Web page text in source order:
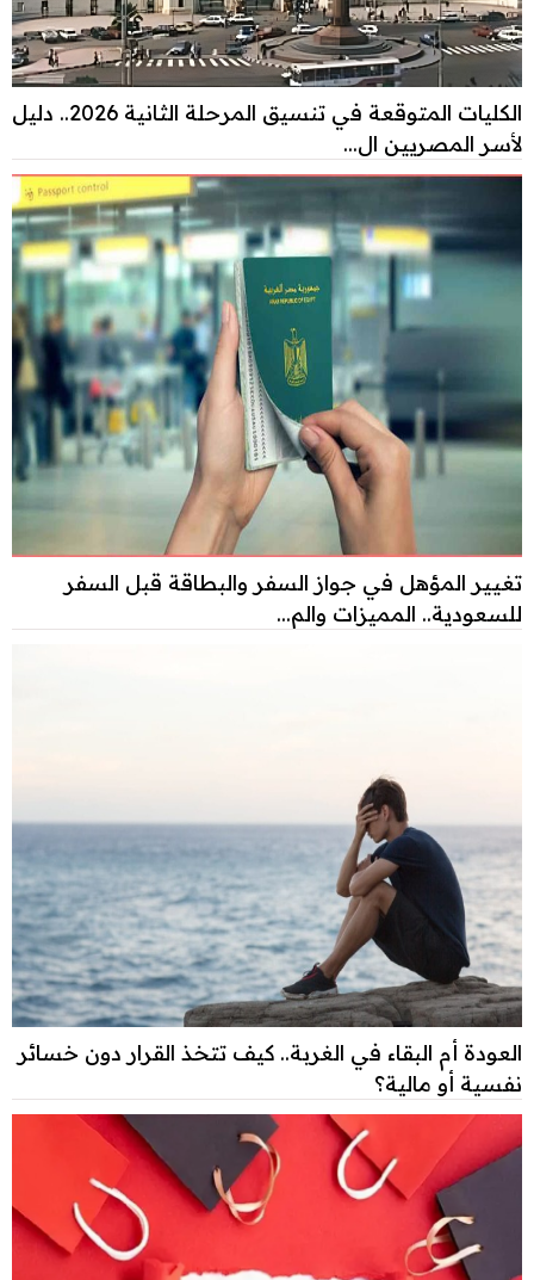
الكليات المتوقعة في تنسيق المرحلة الثانية 2026.. دليل
لأسر المصريين ال...
تغيير المؤهل في جواز السفر والبطاقة قبل السفر
للسعودية.. المميزات والم...
العودة أم البقاء في الغربة.. كيف تتخذ القرار دون خسائر
نفسية أو مالية؟